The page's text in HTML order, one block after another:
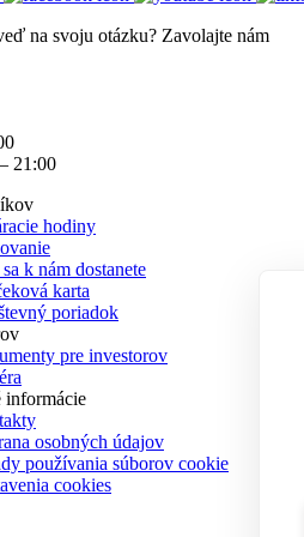
na svoju otázku? Zavolajte nám
21:00
hodiny
k nám dostanete
karta
poriadok
pre investorov
informácie
osobných údajov
používania súborov cookie
cookies